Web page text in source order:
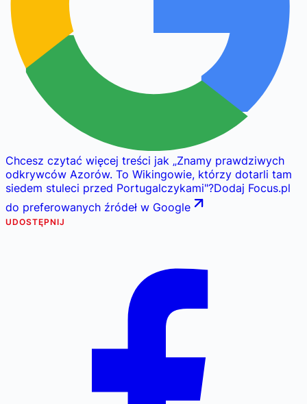
Chcesz czytać więcej treści jak „Znamy prawdziwych
odkrywców Azorów. To Wikingowie, którzy dotarli tam
siedem stuleci przed Portugalczykami"?Dodaj Focus.pl
do preferowanych źródeł w Google
UDOSTĘPNIJ